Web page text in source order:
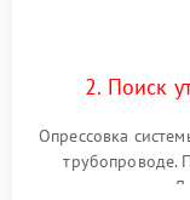
2. Поиск
Опрессовка
трубопроводе.
течеискателем.